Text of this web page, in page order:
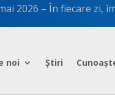
2026 – În fiecare zi,
noi Știri